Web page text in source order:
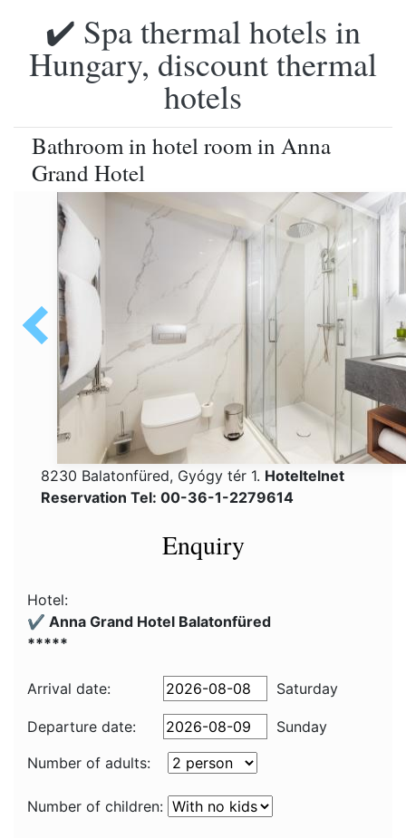
✔️ Spa thermal hotels in
Hungary, discount thermal
hotels
Bathroom in hotel room in Anna
Grand Hotel
8230 Balatonfüred, Gyógy tér 1. Hoteltelnet
Reservation Tel: 00-36-1-2279614
Enquiry
Hotel:
✔️ Anna Grand Hotel Balatonfüred
*****
Arrival date: Saturday
Departure date:
Sunday
Number of adults:
Number of children: